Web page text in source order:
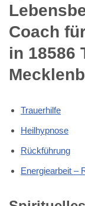
Coach
in 18586
Trauerhilfe
Heilhypnose
Rückführung
Energiearbeit –